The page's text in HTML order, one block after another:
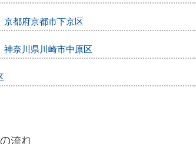
京都府京都市下京区
神奈川県川崎市中原区